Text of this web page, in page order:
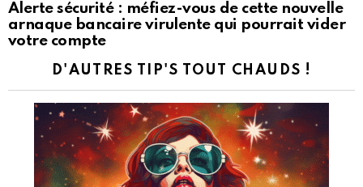
Alerte sécurité : méfiez-vous de cette nouvelle
arnaque bancaire virulente qui pourrait vider
votre compte
D'AUTRES TIP'S TOUT CHAUDS !